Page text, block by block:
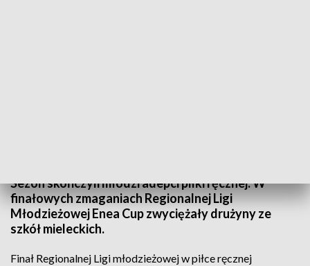
Sezon skończyli młodzi adepci piłki ręcznej. W
finałowych zmaganiach Regionalnej Ligi
Młodzieżowej Enea Cup zwyciężały drużyny ze
szkół mieleckich.
Finał Regionalnej Ligi młodzieżowej w piłce ręcznej